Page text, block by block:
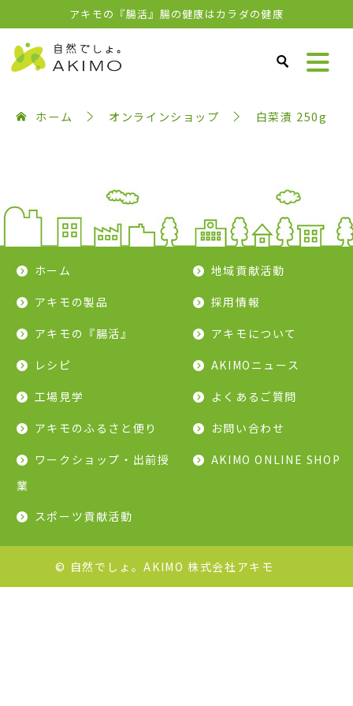
アキモの『腸活』腸の健康はカラダの健康
白菜漬 250g
公開日：2025年10月15日
ホーム オンラインショップ 白菜漬 250g
ホーム
アキモの製品
アキモの『腸活』
レシピ
工場見学
アキモのふるさと便り
ワークショップ・出前授
業
スポーツ貢献活動
地域貢献活動
採用情報
アキモについて
AKIMOニュース
よくあるご質問
お問い合わせ
AKIMO ONLINE SHOP
© 自然でしょ。AKIMO 株式会社アキモ